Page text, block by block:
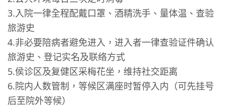
3.入院一律全程配戴口罩、酒精洗手、量体温、查验
旅游史
4.非必要陪病者避免进入，进入者一律查验证件确认
旅游史、登记实名及联络方式
5.侯诊区及复健区采梅花坐，维持社交距离
6.院内人数管制，等候区满座时暂停入内（可先挂号
后至院外等候）